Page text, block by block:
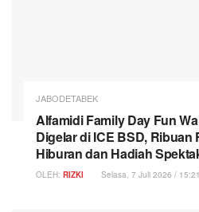
JABODETABEK
Alfamidi Family Day Fun
Digelar di ICE BSD, Ribuan
Hiburan dan Hadiah
OLEH: RIZKI Selasa, 7 Juli 2026 /